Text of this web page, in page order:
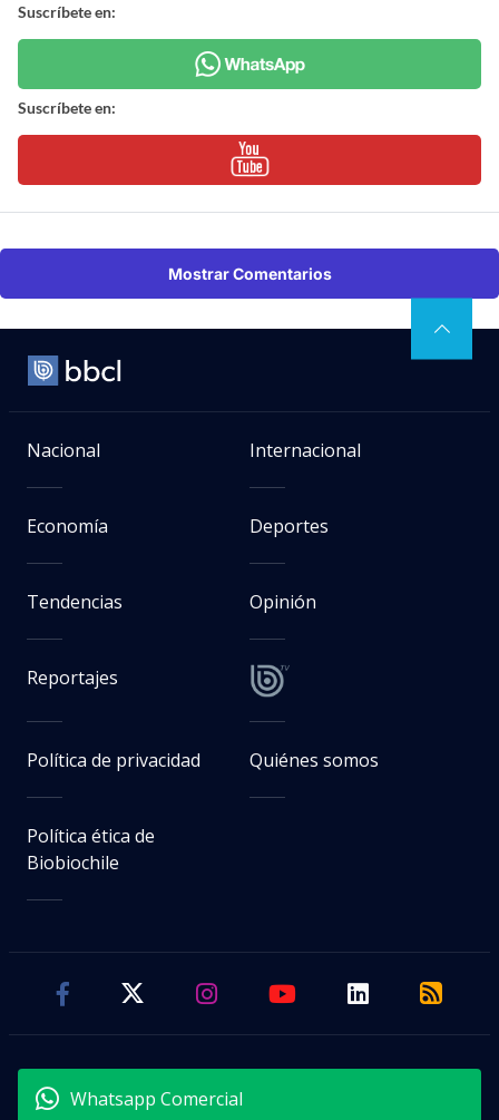
Suscríbete en:
Suscríbete en:
Mostrar Comentarios
Nacional Internacional
Economía Deportes
Tendencias Opinión
Reportajes
Política de privacidad Quiénes somos
Política ética de
Biobiochile
Whatsapp Comercial